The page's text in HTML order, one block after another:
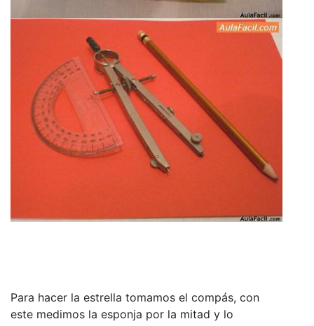
Para hacer la estrella tomamos el compás, con
este medimos la esponja por la mitad y lo